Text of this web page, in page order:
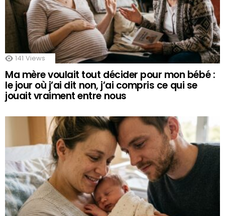
141 Views
Ma mère voulait tout décider pour mon bébé :
le jour où j’ai dit non, j’ai compris ce qui se
jouait vraiment entre nous